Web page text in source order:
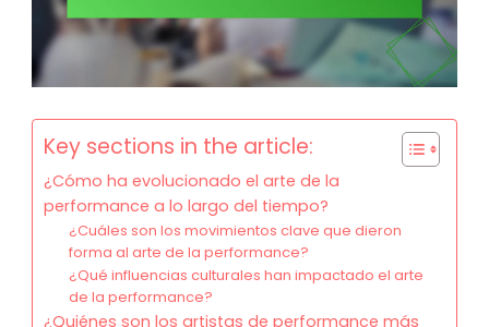
Key sections in the article:
¿Cómo ha evolucionado el arte de la
performance a lo largo del tiempo?
¿Cuáles son los movimientos clave que dieron
forma al arte de la performance?
¿Qué influencias culturales han impactado el arte
de la performance?
¿Quiénes son los artistas de performance más